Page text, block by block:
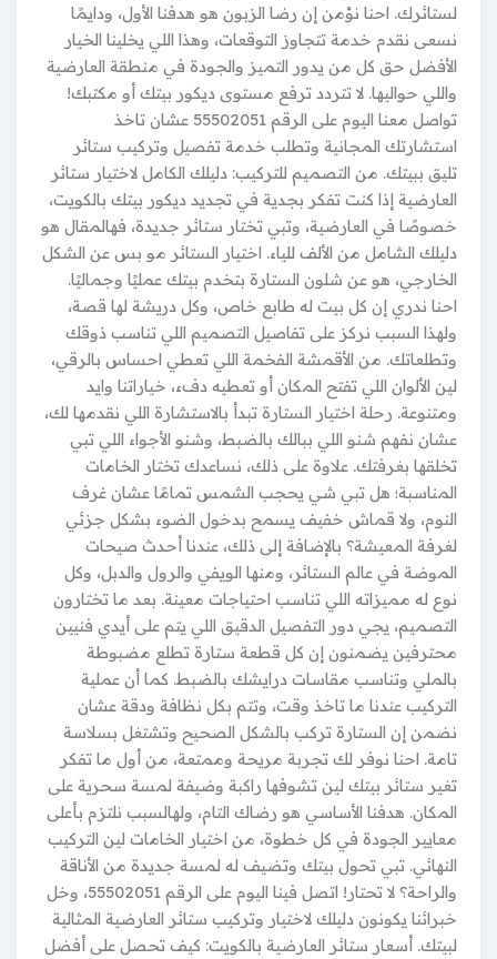
لستائرك. احنا نؤمن إن رضا الزبون هو هدفنا الأول، ودايمًا
نسعى نقدم خدمة تتجاوز التوقعات، وهذا اللي يخلينا الخيار
الأفضل حق كل من يدور التميز والجودة في منطقة العارضية
واللي حواليها. لا تتردد ترفع مستوى ديكور بيتك أو مكتبك!
تواصل معنا اليوم على الرقم 55502051 عشان تاخذ
استشارتك المجانية وتطلب خدمة تفصيل وتركيب ستائر
تليق ببيتك. من التصميم للتركيب: دليلك الكامل لاختيار ستائر
العارضية إذا كنت تفكر بجدية في تجديد ديكور بيتك بالكويت،
خصوصًا في العارضية، وتبي تختار ستائر جديدة، فهالمقال هو
دليلك الشامل من الألف للياء. اختيار الستائر مو بس عن الشكل
الخارجي، هو عن شلون الستارة بتخدم بيتك عمليًا وجماليًا.
احنا ندري إن كل بيت له طابع خاص، وكل دريشة لها قصة،
ولهذا السبب نركز على تفاصيل التصميم اللي تناسب ذوقك
وتطلعاتك. من الأقمشة الفخمة اللي تعطي احساس بالرقي،
لين الألوان اللي تفتح المكان أو تعطيه دفء، خياراتنا وايد
ومتنوعة. رحلة اختيار الستارة تبدأ بالاستشارة اللي نقدمها لك،
عشان نفهم شنو اللي ببالك بالضبط، وشنو الأجواء اللي تبي
تخلقها بغرفتك. علاوة على ذلك، نساعدك تختار الخامات
المناسبة؛ هل تبي شي يحجب الشمس تمامًا عشان غرف
النوم، ولا قماش خفيف يسمح بدخول الضوء بشكل جزئي
لغرفة المعيشة؟ بالإضافة إلى ذلك، عندنا أحدث صيحات
الموضة في عالم الستائر، ومنها الويفي والرول والدبل، وكل
نوع له مميزاته اللي تناسب احتياجات معينة. بعد ما تختارون
التصميم، يجي دور التفصيل الدقيق اللي يتم على أيدي فنيين
محترفين يضمنون إن كل قطعة ستارة تطلع مضبوطة
بالملي وتناسب مقاسات درايشك بالضبط. كما أن عملية
التركيب عندنا ما تاخذ وقت، وتتم بكل نظافة ودقة عشان
نضمن إن الستارة تركب بالشكل الصحيح وتشتغل بسلاسة
تامة. احنا نوفر لك تجربة مريحة وممتعة، من أول ما تفكر
تغير ستائر بيتك لين تشوفها راكبة وضيفة لمسة سحرية على
المكان. هدفنا الأساسي هو رضاك التام، ولهالسبب نلتزم بأعلى
معايير الجودة في كل خطوة، من اختيار الخامات لين التركيب
النهائي. تبي تحول بيتك وتضيف له لمسة جديدة من الأناقة
والراحة؟ لا تحتار! اتصل فينا اليوم على الرقم 55502051، وخل
خبرائنا يكونون دليلك لاختيار وتركيب ستائر العارضية المثالية
لبيتك. أسعار ستائر العارضية بالكويت: كيف تحصل على أفضل